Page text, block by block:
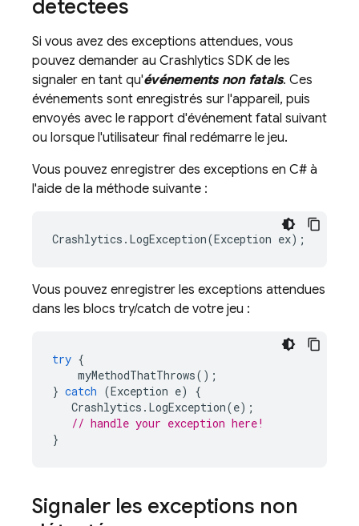
détectées
Si vous avez des exceptions attendues, vous
pouvez demander au Crashlytics SDK de les
signaler en tant qu'événements non fatals. Ces
événements sont enregistrés sur l'appareil, puis
envoyés avec le rapport d'événement fatal suivant
ou lorsque l'utilisateur final redémarre le jeu.
Vous pouvez enregistrer des exceptions en C# à
l'aide de la méthode suivante :
Crashlytics . LogException(Exception ex);
Vous pouvez enregistrer les exceptions attendues
dans les blocs try/catch de votre jeu :
try {
myMethodThatThrows();
} catch (Exception e)
{
Crashlytics . LogException(e);
// handle your exception here!
}
Signaler les exceptions non